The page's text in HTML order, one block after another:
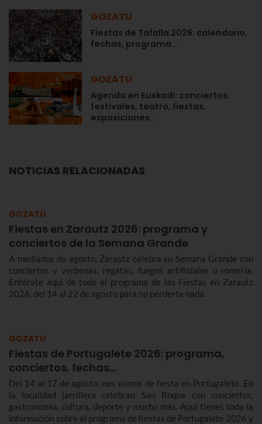
GOZATU
Fiestas de Tafalla 2026: calendario,
fechas, programa…
GOZATU
Agenda en Euskadi: conciertos,
festivales, teatro, fiestas,
exposiciones…
NOTICIAS RELACIONADAS
GOZATU
Fiestas en Zarautz 2026: programa y
conciertos de la Semana Grande
A mediados de agosto, Zarautz celebra su Semana Grande con
conciertos y verbenas, regatas, fuegos artificiales o romería.
Entérate aquí de todo el programa de las Fiestas en Zarautz
2026, del 14 al 22 de agosto para no perderte nada.
GOZATU
Fiestas de Portugalete 2026: programa,
conciertos, fechas…
Del 14 al 17 de agosto, nos vamos de fiesta en Portugalete. En
la localidad jarrillera celebran San Roque con conciertos,
gastronomía, cultura, deporte y mucho más. Aquí tienes toda la
información sobre el programa de fiestas de Portugalete 2026 y